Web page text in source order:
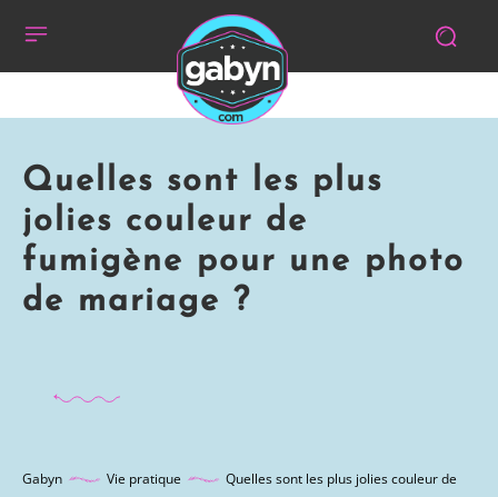
Quelles sont les plus
jolies couleur de
fumigène pour une photo
de mariage ?
Gabyn Vie pratique
Quelles sont les plus jolies couleur de